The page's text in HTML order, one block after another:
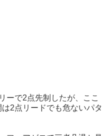
ーで2点先制したが、ここ
2点リードでも危ないパタ